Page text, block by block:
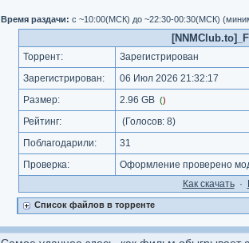
Время раздачи: с ~10:00(МСК) до ~22:30-00:30(МСК)
Торрент:
Зарегистрирован
Зарегистрирован:
06 Июл 2026 21:32:17
Размер:
2.96 GB ()
Рейтинг: (Голосов: 8)
Поблагодарили:
31
Проверка:
Оформление проверено
Как cкачать·
Список файлов в торренте